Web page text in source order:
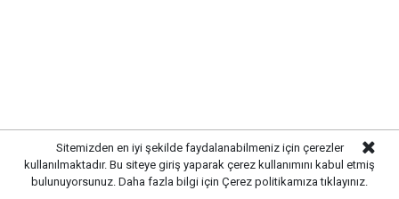
Kırıkkale’de hayvan hastalıklarının yayılmasını önlemek
ve hayvancılığın sürdürülebilirliğini sağlamak amacıyla
çalışmalar hız kazandı. Yetkili ekipler, kent genelinde
Sitemizden en iyi şekilde faydalanabilmeniz için çerezler
kullanılmaktadır. Bu siteye giriş yaparak çerez kullanımını kabul etmiş
bulunuyorsunuz. Daha fazla bilgi için Çerez politikamıza tıklayınız.